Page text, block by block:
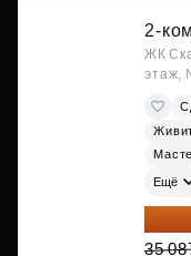
2-
ЖК
этаж,
Ещё
30
35